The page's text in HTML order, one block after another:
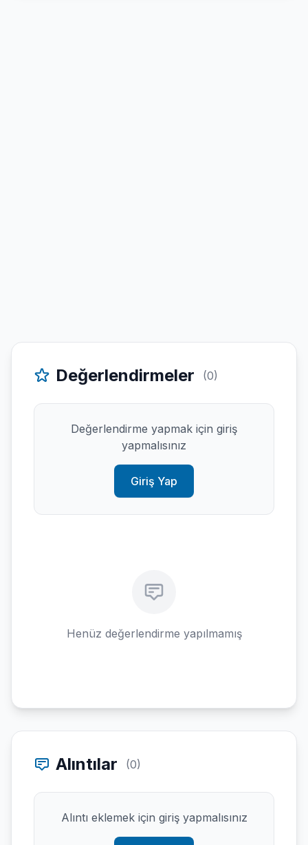
Değerlendirmeler (0)
Değerlendirme yapmak için giriş
yapmalısınız
Giriş Yap
Henüz değerlendirme yapılmamış
Alıntılar (0)
Alıntı eklemek için giriş yapmalısınız